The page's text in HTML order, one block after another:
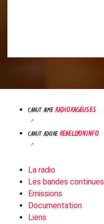
CANUT AIMERADIORAGEUSES
CANUT ADOREREBELLYON.INFO
La radio
Les bandes continues
Emissions
Documentation
Liens